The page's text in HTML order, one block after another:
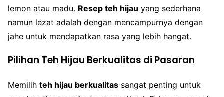
lemon atau madu. Resep teh hijau yang sederhana
namun lezat adalah dengan mencampurnya dengan
jahe untuk mendapatkan rasa yang lebih hangat.
Pilihan Teh Hijau Berkualitas di Pasaran
Memilih teh hijau berkualitas sangat penting untuk